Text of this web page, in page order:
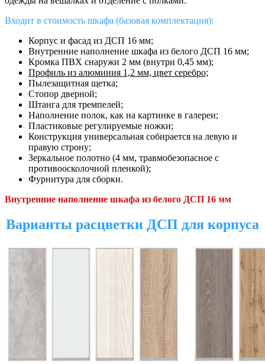
Входит в стоимость шкафа (базовая комплектация):
Корпус и фасад из ДСП 16 мм;
Внутренние наполнение шкафа из белого ДСП 16 мм;
Кромка ПВХ снаружи 2 мм (внутри 0,45 мм);
Профиль из алюминия 1,2 мм, цвет серебро;
Пылезащитная щетка;
Стопор дверной;
Штанга для тремпелей;
Наполнение полок, как на картинке в галереи;
Пластиковые регулируемые ножки;
Конструкция универсальная собирается на левую и
правую строну;
Зеркальное полотно (4 мм, травмобезопасное с
противоосколочной пленкой);
Фурнитура для сборки.
Внутренние наполнение шкафа из белого ДСП 16 мм
Варианты расцветки ДСП для корпуса